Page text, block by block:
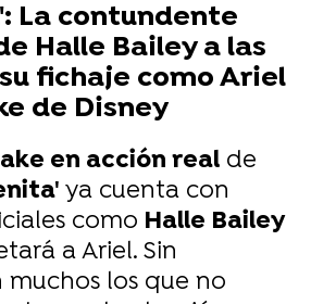
La contundente
Halle Bailey a las
fichaje como Ariel
de Disney
en acción real de
ya cuenta con
como Halle Bailey
a Ariel. Sin
muchos los que no